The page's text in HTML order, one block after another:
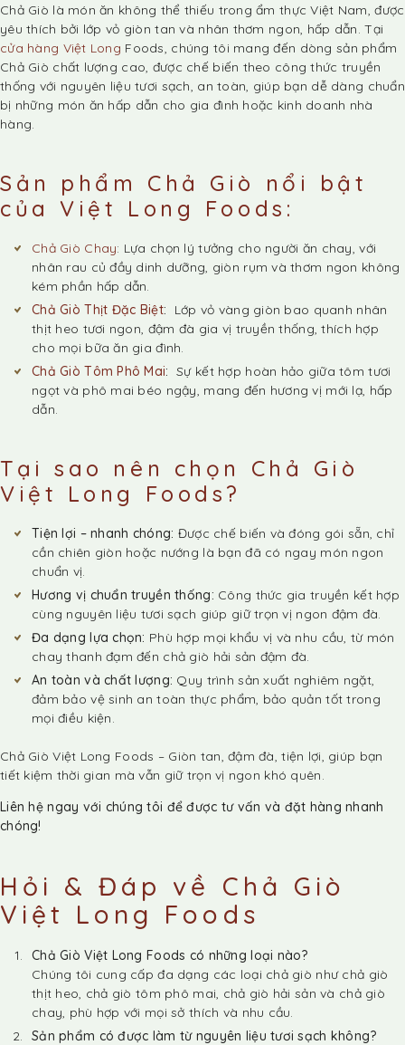
Chả Giò là món ăn không thể thiếu trong ẩm thực Việt Nam, được
yêu thích bởi lớp vỏ giòn tan và nhân thơm ngon, hấp dẫn. Tại
cửa hàng Việt Long Foods, chúng tôi mang đến dòng sản phẩm
Chả Giò chất lượng cao, được chế biến theo công thức truyền
thống với nguyên liệu tươi sạch, an toàn, giúp bạn dễ dàng chuẩn
bị những món ăn hấp dẫn cho gia đình hoặc kinh doanh nhà
hàng.
Sản phẩm Chả Giò nổi bật
của Việt Long Foods:
Chả Giò Chay: Lựa chọn lý tưởng cho người ăn chay, với
nhân rau củ đầy dinh dưỡng, giòn rụm và thơm ngon không
kém phần hấp dẫn.
Chả Giò Thịt Đặc Biệt:
Lớp vỏ vàng giòn bao quanh nhân
thịt heo tươi ngon, đậm đà gia vị truyền thống, thích hợp
cho mọi bữa ăn gia đình.
Chả Giò Tôm Phô Mai: Sự kết hợp hoàn hảo giữa tôm tươi
ngọt và phô mai béo ngậy, mang đến hương vị mới lạ, hấp
dẫn.
Tại sao nên chọn Chả Giò
Việt Long Foods?
Tiện lợi – nhanh chóng: Được chế biến và đóng gói sẵn, chỉ
cần chiên giòn hoặc nướng là bạn đã có ngay món ngon
chuẩn vị.
Hương vị chuẩn truyền thống: Công thức gia truyền kết hợp
cùng nguyên liệu tươi sạch giúp giữ trọn vị ngon đậm đà.
Đa dạng lựa chọn: Phù hợp mọi khẩu vị và nhu cầu, từ món
chay thanh đạm đến chả giò hải sản đậm đà.
An toàn và chất lượng: Quy trình sản xuất nghiêm ngặt,
đảm bảo vệ sinh an toàn thực phẩm, bảo quản tốt trong
mọi điều kiện.
Chả Giò Việt Long Foods – Giòn tan, đậm đà, tiện lợi, giúp bạn
tiết kiệm thời gian mà vẫn giữ trọn vị ngon khó quên.
Liên hệ ngay với chúng tôi để được tư vấn và đặt hàng nhanh
chóng!
Hỏi & Đáp về Chả Giò
Việt Long Foods
Chả Giò Việt Long Foods có những loại nào?
Chúng tôi cung cấp đa dạng các loại chả giò như chả giò
thịt heo, chả giò tôm phô mai, chả giò hải sản và chả giò
chay, phù hợp với mọi sở thích và nhu cầu.
Sản phẩm có được làm từ nguyên liệu tươi sạch không?